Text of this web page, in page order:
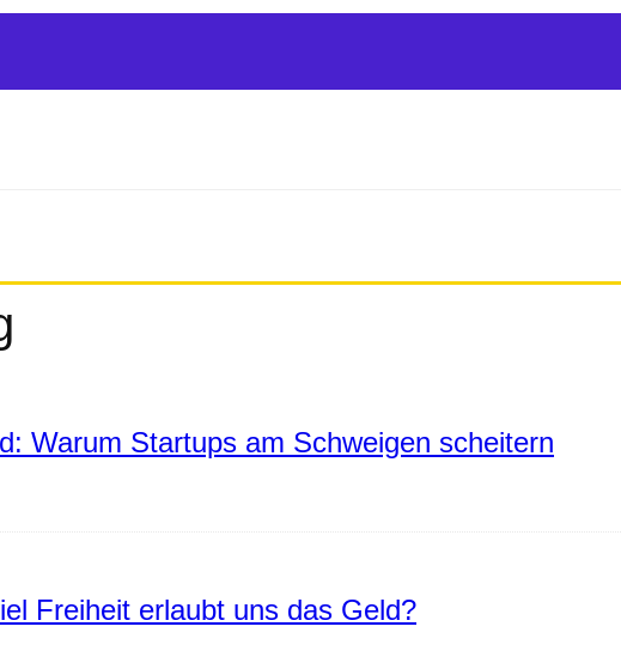
Warum Startups am Schweigen scheitern
Freiheit erlaubt uns das Geld?